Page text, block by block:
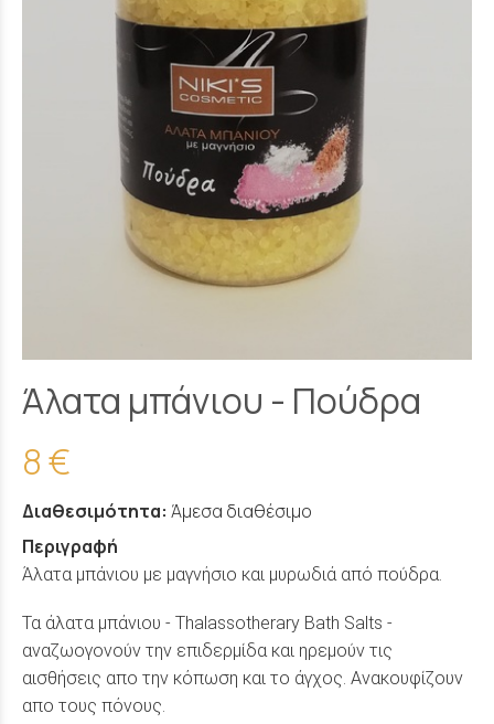
Άλατα μπάνιου - Πούδρα
8 €
Διαθεσιμότητα: Άμεσα διαθέσιμο
Περιγραφή
Άλατα μπάνιου με μαγνήσιο και μυρωδιά από πούδρα.
Τα άλατα μπάνιου - Thalassotherary Bath Salts -
αναζωογονούν την επιδερμίδα και ηρεμούν τις
αισθήσεις απο την κόπωση και το άγχος. Ανακουφίζουν
απο τους πόνους.